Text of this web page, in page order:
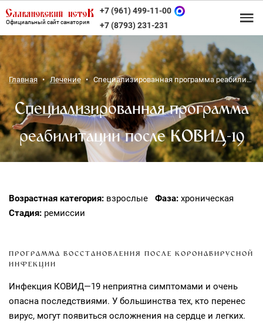
Официальный сайт санатория
+7 (961) 499-11-00
+7 (8793) 231-231
Главная Лечение Специализированная программа реабилитации после КОВИД-19
Специализированная программа
реабилитации после КОВИД-19
Возрастная категория: взрослые Фаза: хроническая
Стадия: ремиссии
ПРОГРАММА ВОССТАНОВЛЕНИЯ ПОСЛЕ КОРОНАВИРУСНОЙ
ИНФЕКЦИИ
Инфекция КОВИД—19 неприятна симптомами и очень
опасна последствиями. У большинства тех, кто перенес
вирус, могут появиться осложнения на сердце и легких.